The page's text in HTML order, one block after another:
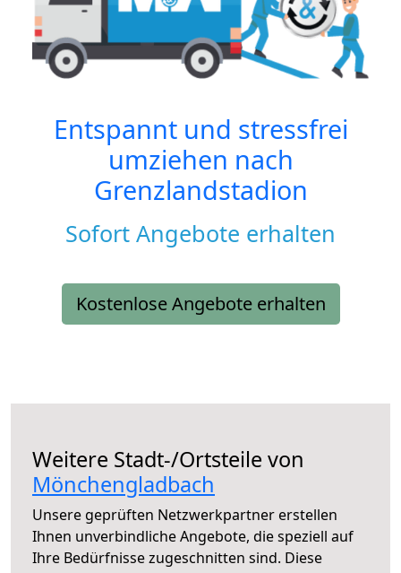
Entspannt und stressfrei
umziehen nach
Grenzlandstadion
Sofort Angebote erhalten
Kostenlose Angebote erhalten
Weitere Stadt-/Ortsteile von
Mönchengladbach
Unsere geprüften Netzwerkpartner erstellen
Ihnen unverbindliche Angebote, die speziell auf
Ihre Bedürfnisse zugeschnitten sind. Diese